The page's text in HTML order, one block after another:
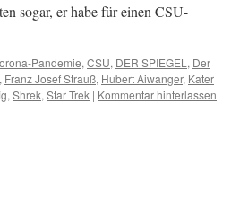
sogar, er habe für einen CSU-
Pandemie, CSU, DER SPIEGEL , Der
, Franz Josef Strauß, Hubert Aiwanger, Kater
, Shrek, Star Trek | Kommentar hinterlassen